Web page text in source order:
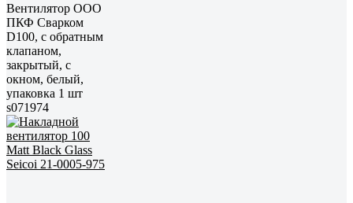
Вентилятор ООО
ПКФ Сварком
D100, c обратным
клапаном,
закрытый, с
окном, белый,
упаковка 1 шт
s071974